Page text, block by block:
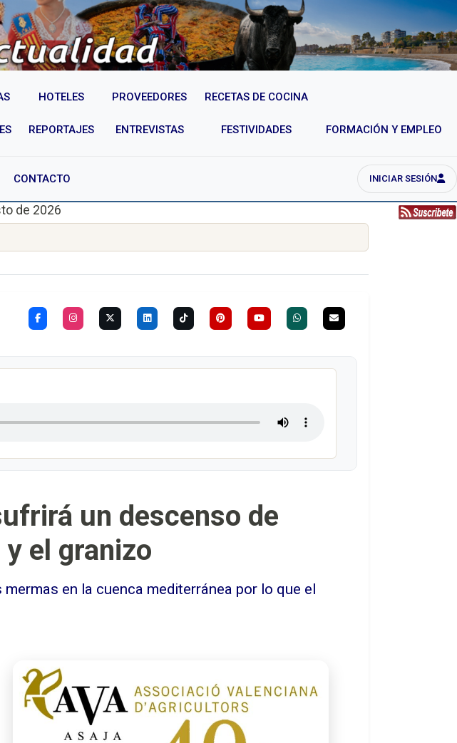
HOTELES PROVEEDORES RECETAS DE COCINA
REPORTAJES ENTREVISTAS FESTIVIDADES FORMACIÓN Y EMPLEO
CONTACTO INICIAR SESIÓN
de 2026
un descenso de
el granizo
en la cuenca mediterránea por lo que el